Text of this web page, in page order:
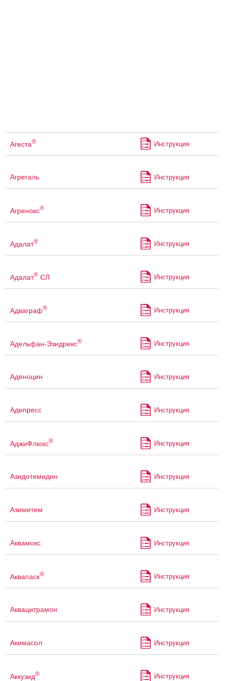
Агеста® Инструкция
Агрегаль Инструкция
Агренокс® Инструкция
Адалат® Инструкция
Адалат® СЛ Инструкция
Адваграф® Инструкция
Адельфан-Эзидрекс® Инструкция
Аденоцин Инструкция
Адепресс Инструкция
АджиФлюкс® Инструкция
Азидотимидин Инструкция
Азимитем Инструкция
Аквамокс Инструкция
Аквапаск® Инструкция
Аквацитрамон Инструкция
Акимасол Инструкция
Аккузид® Инструкция